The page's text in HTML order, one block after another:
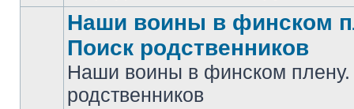
непрочитанных
сообщений
Наши воины в финском
Поиск родственников
Наши воины в финском плену.
родственников